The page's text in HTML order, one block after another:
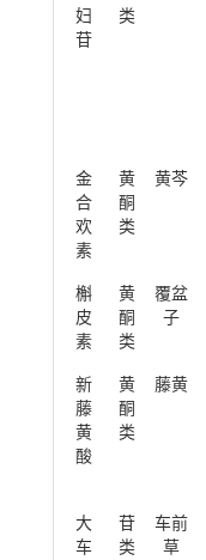
妇
苷
类
金
合
欢
素
黄
酮
类
黄芩
槲
皮
素
黄
酮
类
覆盆
子
新
藤
黄
酸
黄
酮
类
藤黄
大
车
苷
类
车前
草